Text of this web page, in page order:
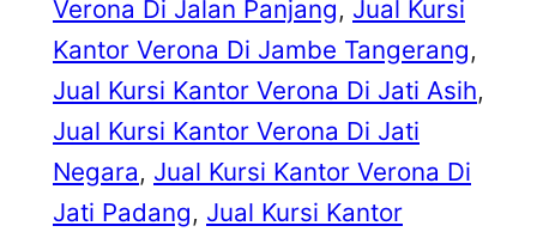
Verona Di Jalan Panjang, Jual Kursi
Kantor Verona Di Jambe Tangerang
Jual Kursi Kantor Verona Di Jati Asih
Jual Kursi Kantor Verona Di Jati
Negara, Jual Kursi Kantor Verona Di
Jati Padang, Jual Kursi Kantor